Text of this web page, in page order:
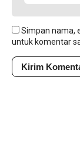
Simpan nama,
untuk komentar